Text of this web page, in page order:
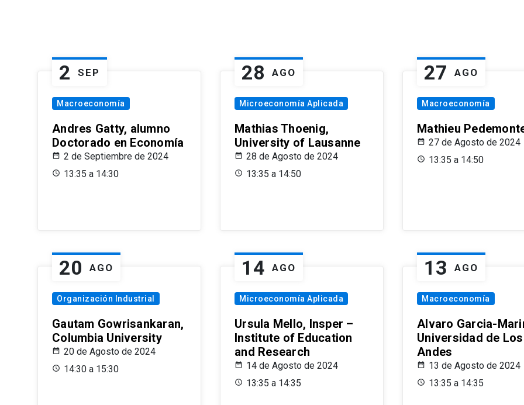
2 SEP
Macroeconomía
Andres Gatty, alumno
Doctorado en Economía
2 de Septiembre de 2024
13:35 a 14:30
28 AGO
Microeconomía Aplicada
Mathias Thoenig,
University of Lausanne
28 de Agosto de 2024
13:35 a 14:50
27 AGO
Macroeconomía
Mathieu
27 de Agosto de 2024
13:35 a 14:50
20 AGO
Organización Industrial
Gautam Gowrisankaran,
Columbia University
20 de Agosto de 2024
14:30 a 15:30
14 AGO
Microeconomía Aplicada
Ursula Mello, Insper –
Institute of Education
and Research
14 de Agosto de 2024
13:35 a 14:35
13 AGO
Macroeconomía
Alvaro Garcia-
Universidad de Los
Andes
13 de Agosto de 2024
13:35 a 14:35